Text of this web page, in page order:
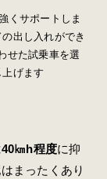
くサポートしま
出し入れができ
せた試乗車を選
げます
㎞h程度に抑
まったくあり